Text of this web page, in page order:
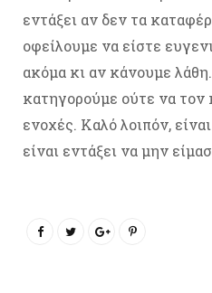
εντάξει αν δεν τα
οφείλουμε να είστε
ακόμα κι αν κάνουμε
κατηγορούμε ούτε να τον
ενοχές. Καλό λοιπόν,
είναι εντάξει να μην